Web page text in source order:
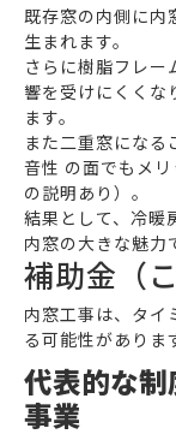
既存窓の内側に内
生まれます。
さらに樹脂フレ
響を受けにくくな
ます。
また二重窓になる
音性 の面でもメ
の説明あり）。
結果として、冷暖
内窓の大きな魅力
補助金（
内窓工事は、タイ
る可能性がありま
代表的な
事業